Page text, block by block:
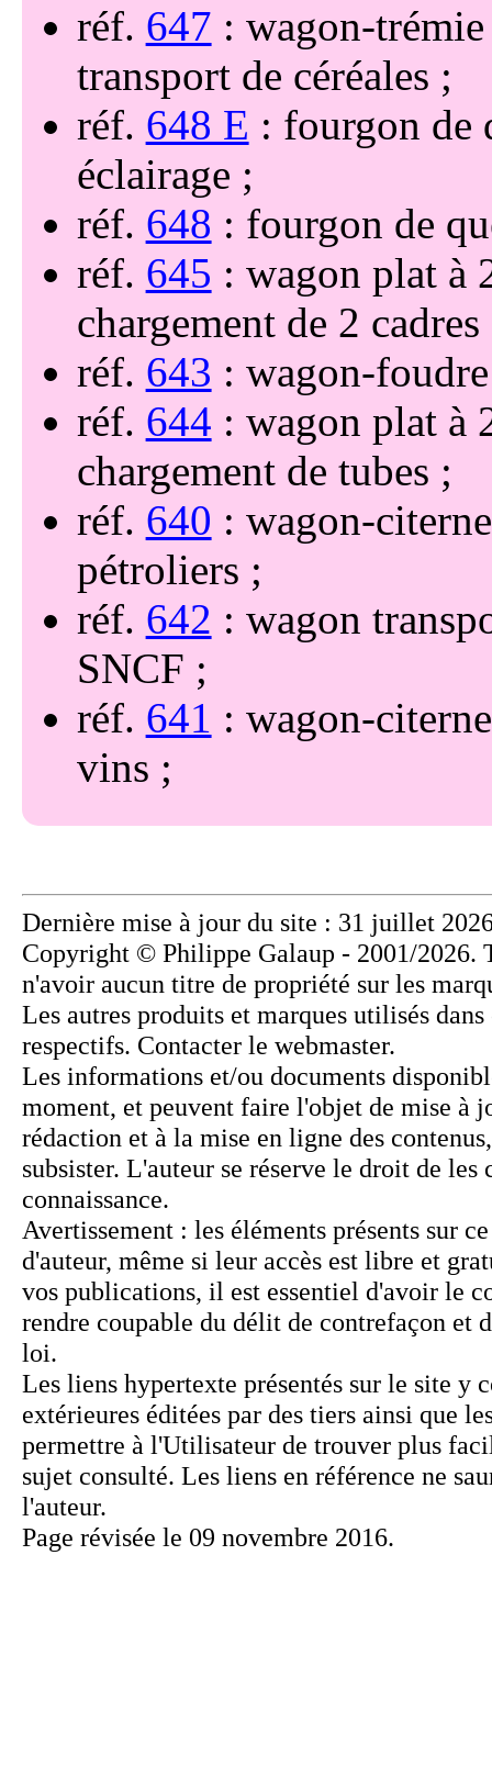
réf. 647 : wagon-
transport de céréales
réf. 648 E : fourgon de
éclairage
réf. 648 : fourgon de
réf. 645 : wagon plat à
chargement de 2 cadres
réf. 643 : wagon-
réf. 644 : wagon plat à
chargement de tubes
réf. 640 : wagon-
pétroliers
réf. 642 : wagon
SNCF
réf. 641 : wagon-
vins
Page révisée le 09 novembre 2016.